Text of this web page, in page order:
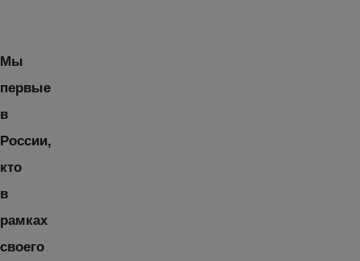
Мы
первые
в
России,
кто
в
рамках
своего